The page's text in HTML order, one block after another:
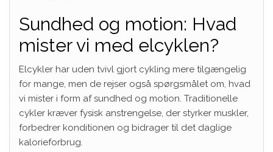
Sundhed og motion: Hvad
mister vi med elcyklen?
Elcykler har uden tvivl gjort cykling mere tilgængelig
for mange, men de rejser også spørgsmålet om, hvad
vi mister i form af sundhed og motion. Traditionelle
cykler kræver fysisk anstrengelse, der styrker muskler,
forbedrer konditionen og bidrager til det daglige
kalorieforbrug.